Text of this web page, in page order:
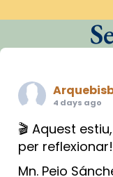
4 days ago
🎬 Aquest
per reflexionar!
Mn. Peio